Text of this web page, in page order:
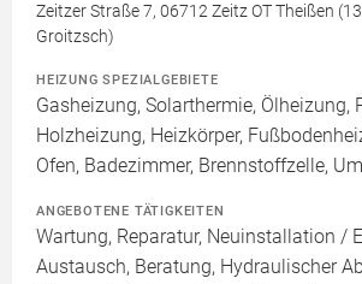
Zeitzer Straße 7, 06712 Zeitz OT Theißen
Groitzsch)
HEIZUNG SPEZIALGEBIETE
Gasheizung, Solarthermie, Ölheizung,
Holzheizung, Heizkörper,
Ofen, Badezimmer, Brennstoffzelle,
ANGEBOTENE TÄTIGKEITEN
Wartung, Reparatur, Neuinstallation /
Austausch, Beratung, Hydraulischer